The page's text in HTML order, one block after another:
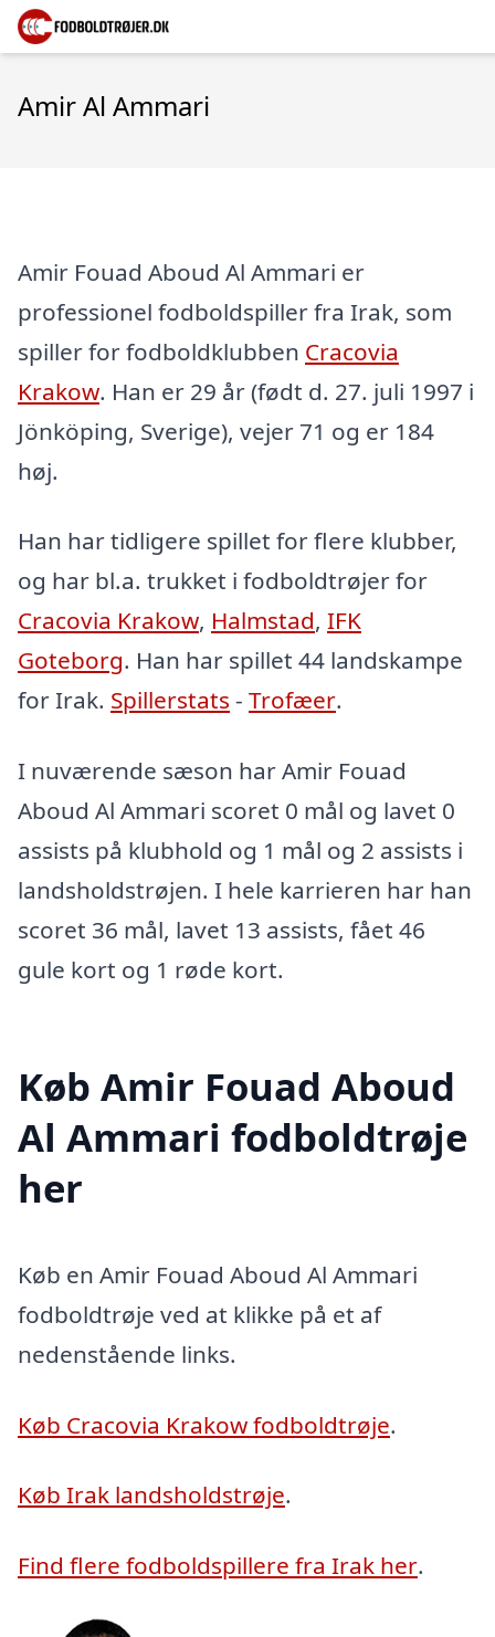
Amir Al Ammari
Amir Fouad Aboud Al Ammari er
professionel fodboldspiller fra Irak, som
spiller for fodboldklubben Cracovia
Krakow. Han er 29 år (født d. 27. juli 1997 i
Jönköping, Sverige), vejer 71 og er 184
høj.
Han har tidligere spillet for flere klubber,
og har bl.a. trukket i fodboldtrøjer for
Cracovia Krakow, Halmstad, IFK
Goteborg. Han har spillet 44 landskampe
for Irak. Spillerstats - Trofæer.
I nuværende sæson har Amir Fouad
Aboud Al Ammari scoret 0 mål og lavet 0
assists på klubhold og 1 mål og 2 assists i
landsholdstrøjen. I hele karrieren har han
scoret 36 mål, lavet 13 assists, fået 46
gule kort og 1 røde kort.
Køb Amir Fouad Aboud
Al Ammari fodboldtrøje
her
Køb en Amir Fouad Aboud Al Ammari
fodboldtrøje ved at klikke på et af
nedenstående links.
Køb Cracovia Krakow fodboldtrøje.
Køb Irak landsholdstrøje.
Find flere fodboldspillere fra Irak her.